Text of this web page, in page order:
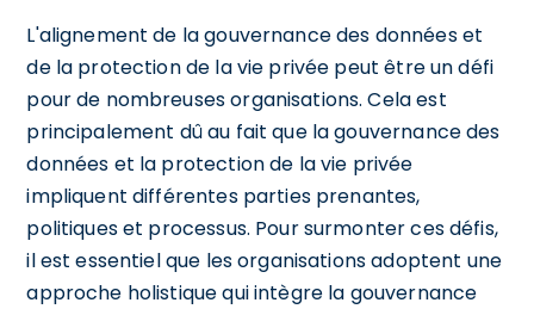
L'alignement de la gouvernance des données et
de la protection de la vie privée peut être un défi
pour de nombreuses organisations. Cela est
principalement dû au fait que la gouvernance des
données et la protection de la vie privée
impliquent différentes parties prenantes,
politiques et processus. Pour surmonter ces défis,
il est essentiel que les organisations adoptent une
approche holistique qui intègre la gouvernance